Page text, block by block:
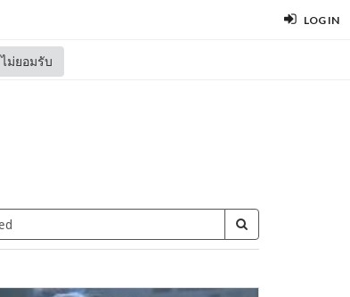
LOG IN
ไม่ยอมรับ